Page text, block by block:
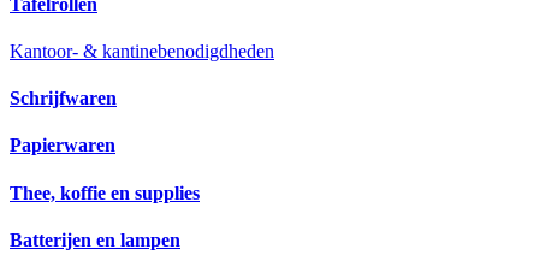
Kantoor- & kantinebenodigdheden
Schrijfwaren
Papierwaren
Thee, koffie en supplies
Batterijen en lampen